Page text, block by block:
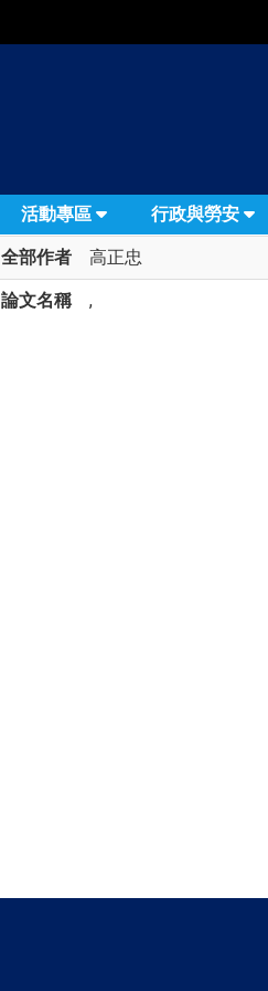
活動專區 行政與勞安
全部作者 高正忠
論文名稱 ,